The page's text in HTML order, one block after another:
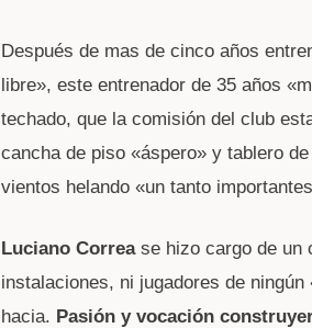
Después de mas de cinco años
libre», este entrenador de 35 años
techado, que la comisión del club
cancha de piso «áspero» y tablero
vientos helando «un tanto
Luciano Correase hizo cargo de un
instalaciones, ni jugadores de
hacia. Pasión y vocación